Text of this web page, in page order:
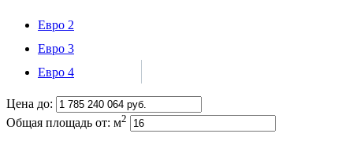
Евро 2
Евро 3
Евро 4
Цена до:
Общая площадь от: м2